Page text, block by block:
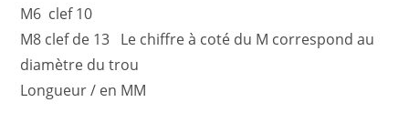
M6 clef 10
M8 clef de 13 Le chiffre à coté du M correspond au
diamètre du trou
Longueur / en MM